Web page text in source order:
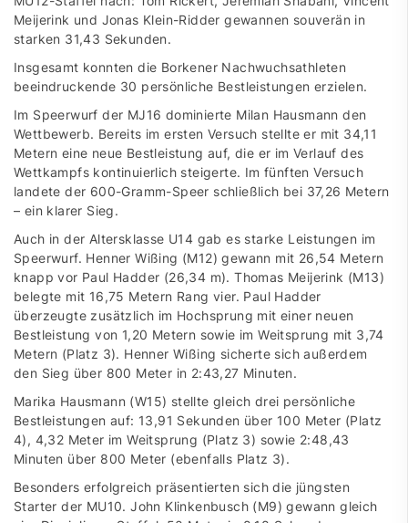
Meijerink und Jonas Klein-Ridder gewannen souverän in
starken 31,43 Sekunden.
Insgesamt konnten die Borkener Nachwuchsathleten
beeindruckende 30 persönliche Bestleistungen erzielen.
Im Speerwurf der MJ16 dominierte Milan Hausmann den
Wettbewerb. Bereits im ersten Versuch stellte er mit 34,11
Metern eine neue Bestleistung auf, die er im Verlauf des
Wettkampfs kontinuierlich steigerte. Im fünften Versuch
landete der 600-Gramm-Speer schließlich bei 37,26 Metern
– ein klarer Sieg.
Auch in der Altersklasse U14 gab es starke Leistungen im
Speerwurf. Henner Wißing (M12) gewann mit 26,54 Metern
knapp vor Paul Hadder (26,34 m). Thomas Meijerink (M13)
belegte mit 16,75 Metern Rang vier. Paul Hadder
überzeugte zusätzlich im Hochsprung mit einer neuen
Bestleistung von 1,20 Metern sowie im Weitsprung mit 3,74
Metern (Platz 3). Henner Wißing sicherte sich außerdem
den Sieg über 800 Meter in 2:43,27 Minuten.
Marika Hausmann (W15) stellte gleich drei persönliche
Bestleistungen auf: 13,91 Sekunden über 100 Meter (Platz
4), 4,32 Meter im Weitsprung (Platz 3) sowie 2:48,43
Minuten über 800 Meter (ebenfalls Platz 3).
Besonders erfolgreich präsentierten sich die jüngsten
Starter der MU10. John Klinkenbusch (M9) gewann gleich